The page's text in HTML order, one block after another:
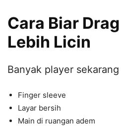
Cara Biar
Lebih Licin
Banyak player sekarang
Finger sleeve
Layar bersih
Main di ruangan adem